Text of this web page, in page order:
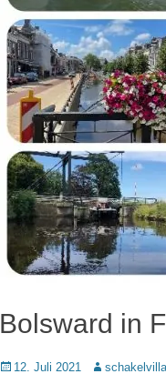
Bolsward in
Veröffentlicht
12. Juli 2021 Autorschakelvilla